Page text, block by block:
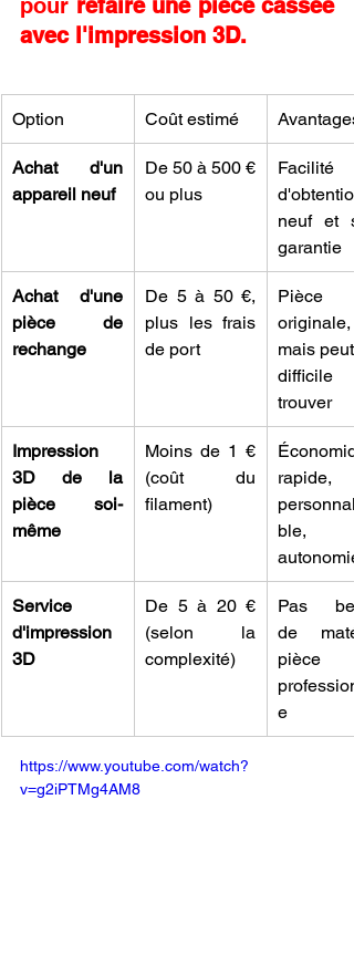
avec l'impression 3D.
Option Coût estimé Avantages
Achat d'un
appareil neuf
De 50 à 500 €
ou plus
Facilité
neuf et
garantie
Achat d'une
pièce de
rechange
De 5 à 50 €,
plus les frais
de port
Pièce
originale,
mais peut
trouver
Impression
3D de la
pièce soi-
même
Moins de 1 €
(coût du
filament)
rapide,
ble,
autonomie
Service
d'impression
3D
De 5 à 20 €
(selon la
complexité)
Pas
de
pièce
e
https://www.youtube.com/watch?
v=g2iPTMg4AM8